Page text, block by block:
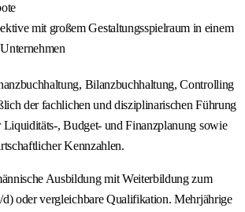
mit großem Gestaltungsspielraum in einem
Bilanzbuchhaltung, Controlling
der fachlichen und disziplinarischen Führung
Liquiditäts-, Budget- und Finanzplanung sowie
Kennzahlen.
Ausbildung mit Weiterbildung zum
oder vergleichbare Qualifikation. Mehrjährige